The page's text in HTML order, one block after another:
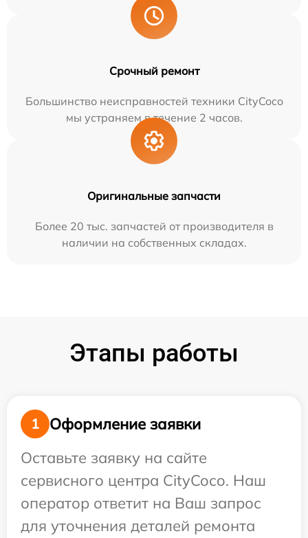
Срочный ремонт
Большинство неисправностей техники CityCoco
мы устраняем в течение 2 часов.
Оригинальные запчасти
Более 20 тыс. запчастей от производителя в
наличии на собственных складах.
Этапы работы
1
Оформление заявки
Оставьте заявку на сайте
сервисного центра CityCoco. Наш
оператор ответит на Ваш запрос
для уточнения деталей ремонта